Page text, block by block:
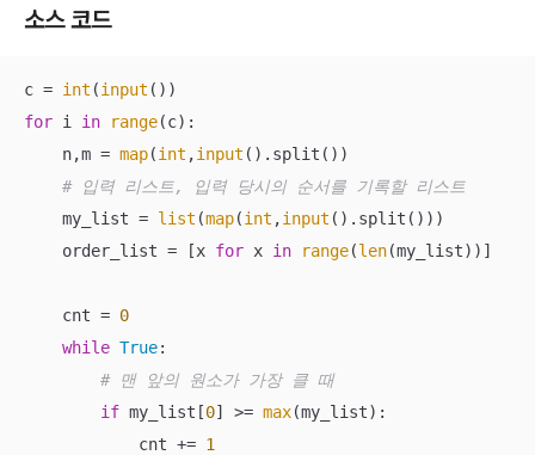
소스 코드
c = int (input
for i in range(c):
    n,m =
map(int ,input ().split())
# 입력 리스트, 입력 당시의 순서를 기록할 리스트
    my_list =
list (map(int ,input ().split()))
    order_list = [x
for x in range(len(my_list))]
    cnt =
0
while True:
# 맨 앞의 원소가 가장 클 때
if my_list[0] >= max(my_list):
            cnt +=
1